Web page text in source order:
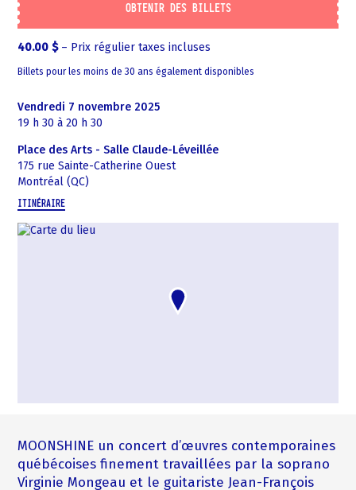
OBTENIR DES BILLETS
40.00 $– Prix régulier taxes incluses
Billets pour les moins de 30 ans également disponibles
vendredi 7 novembre 2025
19 h 30 à 20 h 30
Place des Arts - Salle Claude-Léveillée
175 rue Sainte-Catherine Ouest
Montréal (QC)
ITINÉRAIRE
MOONSHINE un concert d’œuvres contemporaines
québécoises finement travaillées par la soprano
Virginie Mongeau et le guitariste Jean-François